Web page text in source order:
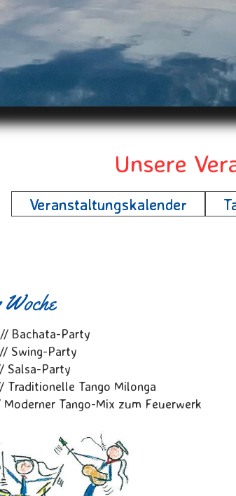
Unsere
Veranstaltungskalender
Party
Swing-Party
Party
Tango Milonga
Tango-Mix zum Feuerwerk